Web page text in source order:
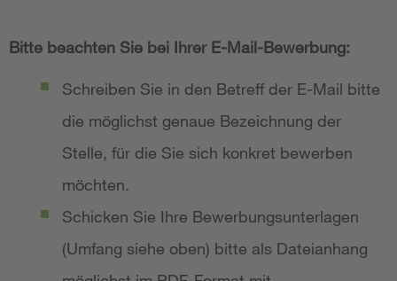
Bitte beachten Sie bei Ihrer E-Mail-Bewerbung:
Schreiben Sie in den Betreff der E-Mail bitte
die möglichst genaue Bezeichnung der
Stelle, für die Sie sich konkret bewerben
möchten.
Schicken Sie Ihre Bewerbungsunterlagen
(Umfang siehe oben) bitte als Dateianhang